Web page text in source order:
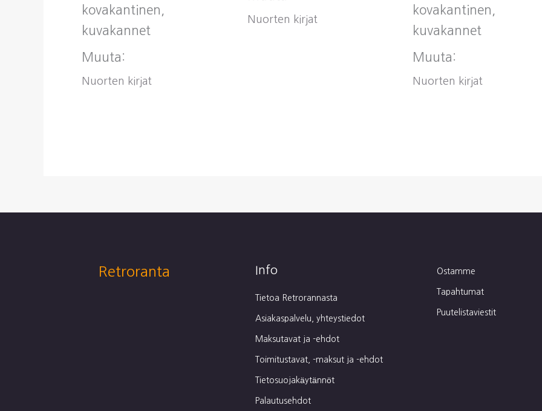
kovakantinen,
kuvakannet
Muuta:
Nuorten kirjat
Nuorten kirjat
kovakantinen,
kuvakannet
Muuta:
Nuorten kirjat
Retroranta Info
Tietoa Retrorannasta
Asiakaspalvelu, yhteystiedot
Maksutavat ja -ehdot
Toimitustavat, -maksut ja -ehdot
Tietosuojakäytännöt
Palautusehdot
Ostamme
Tapahtumat
Puutelistaviestit